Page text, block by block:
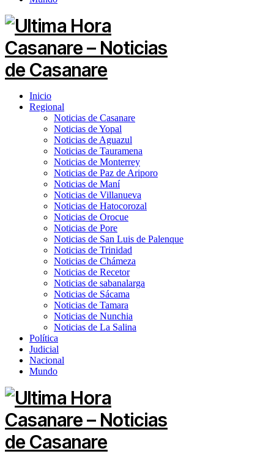
Inicio
Regional
Noticias de Casanare
Noticias de Yopal
Noticias de Aguazul
Noticias de Tauramena
Noticias de Monterrey
Noticias de Paz de Ariporo
Noticias de Maní
Noticias de Villanueva
Noticias de Hatocorozal
Noticias de Orocue
Noticias de Pore
Noticias de San Luis de Palenque
Noticias de Trinidad
Noticias de Chámeza
Noticias de Recetor
Noticias de sabanalarga
Noticias de Sácama
Noticias de Tamara
Noticias de Nunchia
Noticias de La Salina
Política
Judicial
Nacional
Mundo